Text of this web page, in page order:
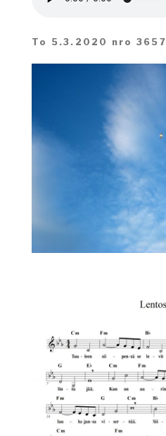
To 5.3.2020 nro 3657